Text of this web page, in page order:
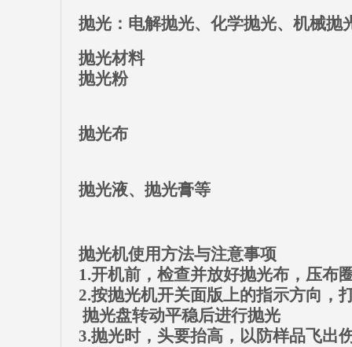
抛光：电解抛光、化学抛光、机械抛
抛光材料
抛光粉
抛光布
抛光液、抛光膏等
抛光机使用方法与注意事项
1.开机前，检查并放好抛光布，压布
2.按抛光机开关面版上的指示方向，
抛光盘转动平稳后进行抛光
3.抛光时，头要抬高，以防样品飞出